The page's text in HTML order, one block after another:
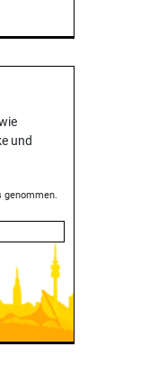
und
genommen.